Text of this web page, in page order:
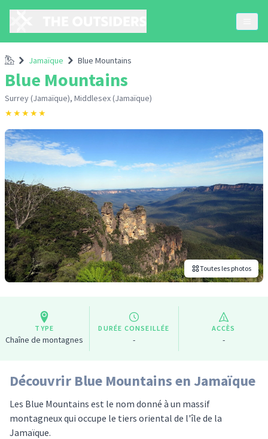
AccueilJamaïque Blue Mountains
Blue Mountains
Surrey (Jamaïque), Middlesex (Jamaïque)
★★★★★
Toutes les photos
TYPE
Chaîne de montagnes
DURÉE CONSEILLÉE
-
ACCÈS
-
Découvrir Blue Mountains en Jamaïque
Les Blue Mountains est le nom donné à un massif
montagneux qui occupe le tiers oriental de l'île de la
Jamaïque.